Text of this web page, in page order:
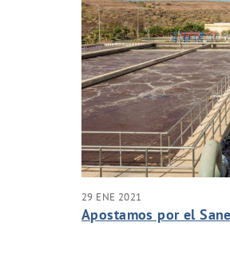
29 ENE 2021
Apostamos por el